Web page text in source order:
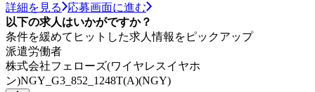
詳細を見る
応募画面に進む
以下の求人はいかがですか？
条件を緩めてヒットした求人情報をピックアップ
派遣労働者
株式会社フェローズ(ワイヤレスイヤホ
ン)NGY_G3_852_1248T(A)(NGY)